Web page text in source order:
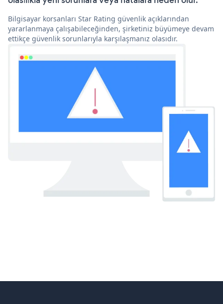
Bilgisayar korsanları Star Rating güvenlik açıklarından
yararlanmaya çalışabileceğinden, şirketiniz büyümeye devam
ettikçe güvenlik sorunlarıyla karşılaşmanız olasıdır.